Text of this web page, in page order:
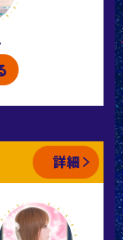
詳細